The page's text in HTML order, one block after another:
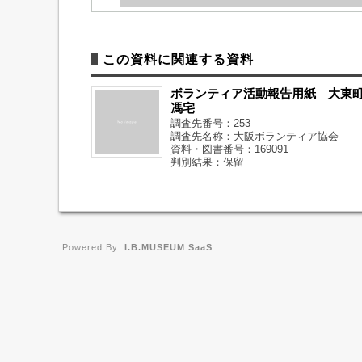
この資料に関連する資料
ボランティア活動報告用紙 大
馮宅
調査先番号：253
調査先名称：大阪ボランティア協会
資料・図書番号：169091
判別結果：保留
Powered By I.B.MUSEUM SaaS